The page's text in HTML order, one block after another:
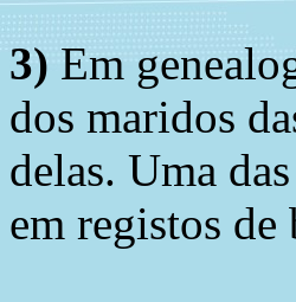
3) Em
dos maridos
delas. Uma
em registos